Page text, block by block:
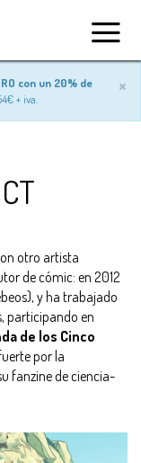
×
con un 20% de
+ iva.
otro artista
de cómic: en 2012
y ha trabajado
participando en
de los Cinco
por la
fanzine de ciencia-